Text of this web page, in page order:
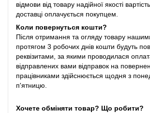
відмови від товару надійної якості
доставці оплачується покупцем.
Коли повернуться кошти?
Після отримання та огляду товару
протягом 3 робочих днів кошти будуть
реквізитами, за якими проводилася
відправлених вами відправок на
працівниками здійснюється щодня з
п'ятницю.
Хочете обміняти товар? Що робити?